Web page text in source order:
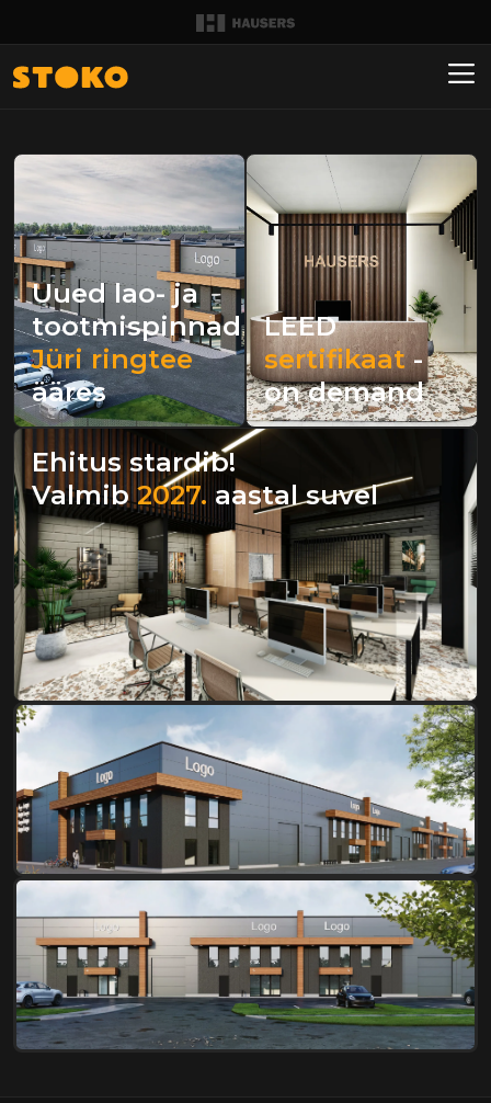
Uued lao- ja
tootmispinnad
Jüri ringtee
ääres
LEED
sertifikaat-
on demand
Ehitus stardib!
Valmib2027. aastal suvel